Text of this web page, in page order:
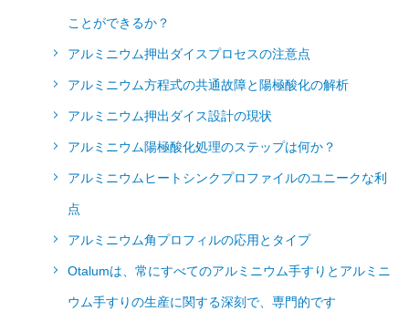
ことができるか？
アルミニウム押出ダイスプロセスの注意点
アルミニウム方程式の共通故障と陽極酸化の解析
アルミニウム押出ダイス設計の現状
アルミニウム陽極酸化処理のステップは何か？
アルミニウムヒートシンクプロファイルのユニークな利
点
アルミニウム角プロフィルの応用とタイプ
Otalumは、常にすべてのアルミニウム手すりとアルミニ
ウム手すりの生産に関する深刻で、専門的です